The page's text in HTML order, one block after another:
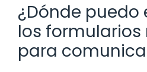
¿Dónde
los formularios
para